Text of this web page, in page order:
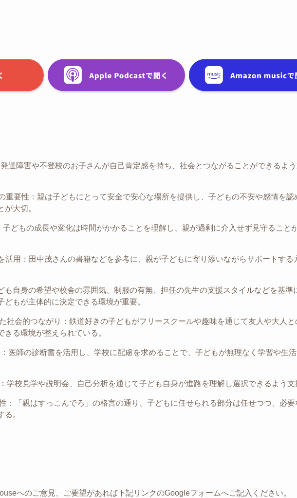
達障害や不登校のお子さんが自己肯定感を持ち、社会とつながることができるよ
重要性：親は子どもにとって安全で安心な場所を提供し、子どもの不安や感情を認
が大切。
子どもの成長や変化は時間がかかることを理解し、親が過剰に介入せず見守ること
活用：田中茂さんの書籍などを参考に、親が子どもに寄り添いながらサポートする
も自身の希望や校舎の雰囲気、制服の有無、担任の先生の支援スタイルなどを基準
どもが主体的に決定できる環境が重要。
社会的つながり：鉄道好きの子どもがフリースクールや趣味を通じて友人や大人と
きる環境が整えられている。
医師の診断書を活用し、学校に配慮を求めることで、子どもが無理なく学習や生活
学校見学や説明会、自己分析を通じて子ども自身が進路を理解し選択できるよう支
：「親はすっこんでろ」の格言の通り、子どもに任せられる部分は任せつつ、必要
る。
へのご意見、ご要望があれば下記リンクのGoogleフォームへご記入ください。